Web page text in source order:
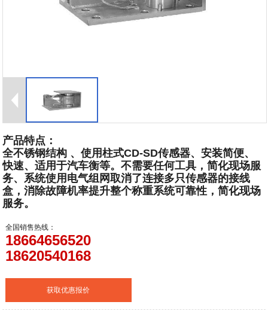
产品特点：
全不锈钢结构 、使用柱式CD-SD传感器、安装简便、
快速、适用于汽车衡等。不需要任何工具，简化现场服
务、系统使用电气组网取消了连接多只传感器的接线
盒，消除故障机率提升整个称重系统可靠性，简化现场
服务。
全国销售热线：
18664656520
18620540168
获取优惠报价